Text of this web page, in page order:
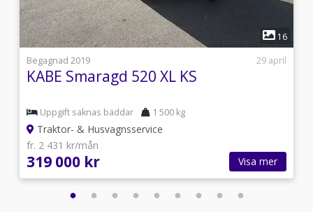
1
16
Begagnad 2019
29 april
KABE Smaragd 520 XL KS
Uppgift saknas bäddar 1 500 kg
Traktor- & Husvagnsservice
fr. 2 431 kr/mån
319 000 kr Visa mer